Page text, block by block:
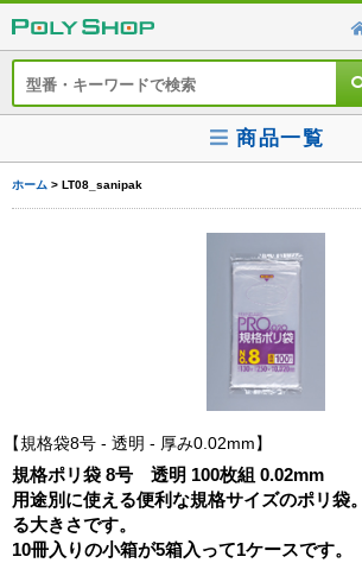
商品一覧
ホーム > LT08_sanipak
規格袋8号 - 透明 - 厚み0.02mm
規格ポリ袋 8号 透明 100枚組 0.02mm
用途別に使える便利な規格サイズのポリ袋
る大きさです。
10冊入りの小箱が5箱入って1ケースです。